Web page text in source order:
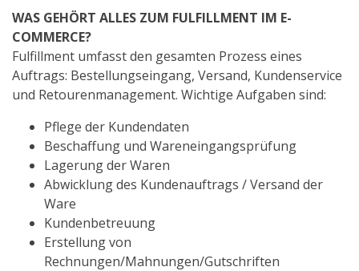
WAS GEHÖRT ALLES ZUM FULFILLMENT IM E-
COMMERCE?
Fulfillment umfasst den gesamten Prozess eines
Auftrags: Bestellungseingang, Versand, Kundenservice
und Retourenmanagement. Wichtige Aufgaben sind:
Pflege der Kundendaten
Beschaffung und Wareneingangsprüfung
Lagerung der Waren
Abwicklung des Kundenauftrags / Versand der
Ware
Kundenbetreuung
Erstellung von
Rechnungen/Mahnungen/Gutschriften